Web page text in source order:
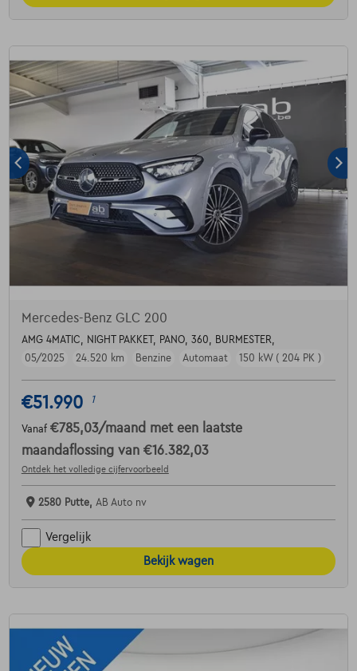
Mercedes-Benz GLC 200
AMG 4MATIC, NIGHT PAKKET, PANO, 360, BURMESTER,
05/2025
24.520 km Benzine Automaat 150 kW ( 204 PK )
€51.990 1
Vanaf €785,03/maand met een laatste
maandaflossing van €16.382,03
Ontdek het volledige cijfervoorbeeld
2580 Putte, AB Auto nv
Vergelijk
Bekijk wagen